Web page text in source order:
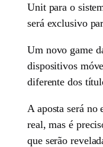
Unit para o
será exclusivo
Um novo game
dispositivos
diferente dos
A aposta será no
real, mas é
que serão